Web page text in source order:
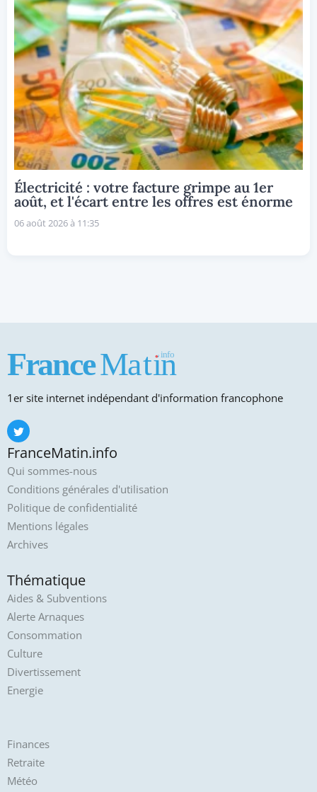
Électricité : votre facture grimpe au 1er
août, et l'écart entre les offres est énorme
06 août 2026 à 11:35
1er site internet indépendant d'information francophone
FranceMatin.info
Qui sommes-nous
Conditions générales d'utilisation
Politique de confidentialité
Mentions légales
Archives
Thématique
Aides & Subventions
Alerte Arnaques
Consommation
Culture
Divertissement
Energie
Finances
Retraite
Météo